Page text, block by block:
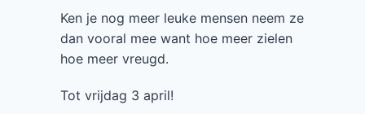
Ken je nog meer leuke mensen neem ze
dan vooral mee want hoe meer zielen
hoe meer vreugd.
Tot vrijdag 3 april!